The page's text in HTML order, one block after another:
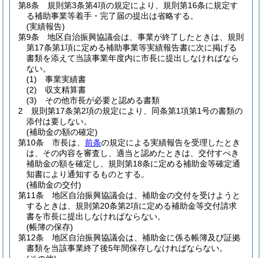
第8条
規則第3条第4項の規定により、規則第16条に規定す
る補助事業等着手・完了届の提出は省略する。
(実績報告)
第9条
地区自治振興協議会は、事業が終了したときは、規則
第17条第1項に定める補助事業等実績報告書に次に掲げる
書類を添えて当該事業年度内に市長に提出しなければなら
ない。
(1)
事業実績書
(2)
収支精算書
(3)
その他市長が必要と認める書類
2
規則第17条第2項の規定により、同条第1項第1号の書類の
添付は要しない。
(補助金の額の確定)
第10条
市長は、 前条の規定による実績報告を受理したとき
は、その内容を審査し、適当と認めたときは、交付すべき
補助金の額を確定し、規則第18条に定める補助金等確定通
知書により通知するものとする。
(補助金の交付)
第11条
地区自治振興協議会は、補助金の交付を受けようと
するときは、規則第20条第2項に定める補助金等交付請求
書を市長に提出しなければならない。
(帳簿の保存)
第12条
地区自治振興協議会は、補助金に係る帳簿及び証拠
書類を当該事業終了後5年間保存しなければならない。